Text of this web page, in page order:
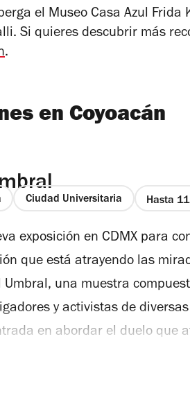
el Museo Casa Azul Frida
Si quieres descubrir más
.
en Coyoacán
Ciudad Universitaria Hasta
exposición en CDMX para
que está atrayendo las
Umbral, una muestra
y activistas de
en abordar el duelo que
forma que sirvan como un